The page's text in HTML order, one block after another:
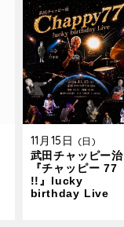
11月15日 (日)
武田チャッピー治
『チャッピー 77
!!』lucky
birthday Live